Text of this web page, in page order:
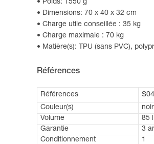
Poids: 1550 g
Dimensions: 70 x 40 x 32 cm
Charge utile conseillée : 35 kg
Charge maximale : 70 kg
Matière(s): TPU (sans PVC),
Références
Références
Couleur(s)
noir
Volume
85
Garantie
3
Conditionnement
1